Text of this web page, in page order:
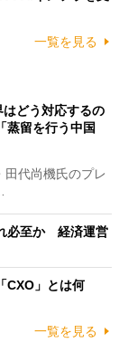
一覧を見る
どう対応するの
留を行う中国
代尚機氏のプレ
必至か 経済運営
CXO」とは何
一覧を見る